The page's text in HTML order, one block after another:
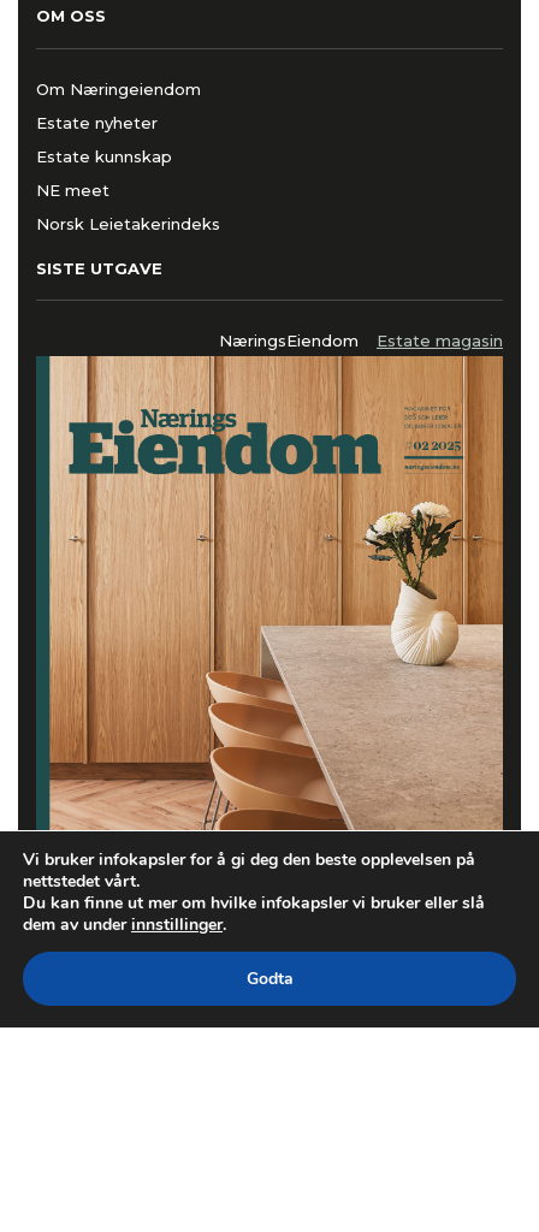
OM OSS
Om Næringeiendom
Estate nyheter
Estate kunnskap
NE meet
Norsk Leietakerindeks
SISTE UTGAVE
NæringsEiendom Estate magasin
Vi bruker infokapsler for å gi deg den beste opplevelsen på
nettstedet vårt.
Du kan finne ut mer om hvilke infokapsler vi bruker eller slå
dem av underinnstillinger.
Godta